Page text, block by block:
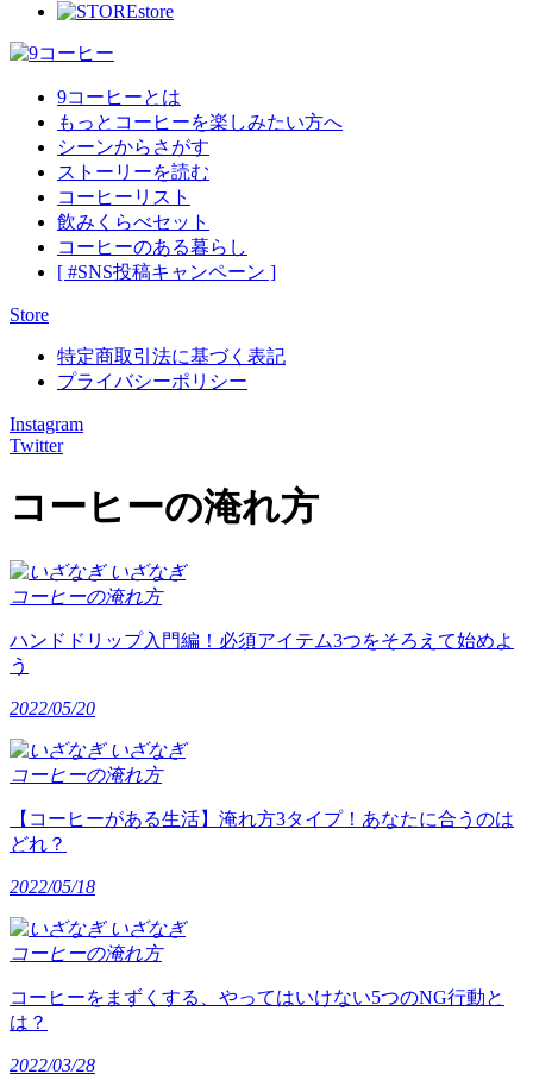
store
9コーヒーとは
もっとコーヒーを楽しみたい方へ
シーンからさがす
ストーリーを読む
コーヒーリスト
飲みくらべセット
コーヒーのある暮らし
[ #SNS投稿キャンペーン ]
Store
特定商取引法に基づく表記
プライバシーポリシー
Instagram
Twitter
コーヒーの淹れ方
いざなぎ
コーヒーの淹れ方
ハンドドリップ入門編！必須アイテム3つをそろえて始めよ
う
2022/05/20
いざなぎ
コーヒーの淹れ方
【コーヒーがある生活】淹れ方3タイプ！あなたに合うのは
どれ？
2022/05/18
いざなぎ
コーヒーの淹れ方
コーヒーをまずくする、やってはいけない5つのNG行動と
は？
2022/03/28